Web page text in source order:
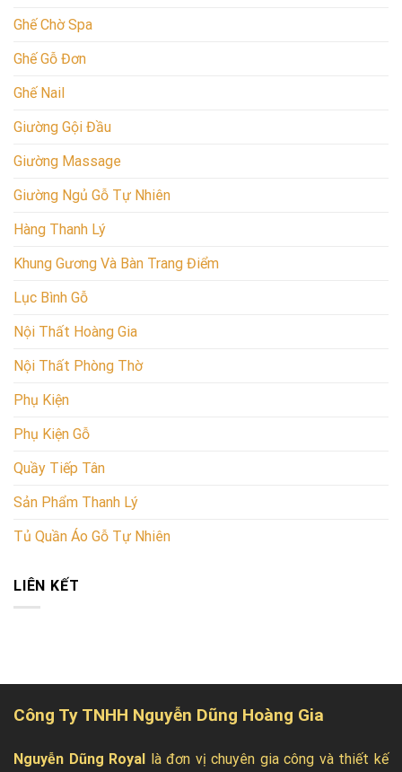
Ghế Chờ Spa
Ghế Gỗ Đơn
Ghế Nail
Giường Gội Đầu
Giường Massage
Giường Ngủ Gỗ Tự Nhiên
Hàng Thanh Lý
Khung Gương Và Bàn Trang Điểm
Lục Bình Gỗ
Nội Thất Hoàng Gia
Nội Thất Phòng Thờ
Phụ Kiện
Phụ Kiện Gỗ
Quầy Tiếp Tân
Sản Phẩm Thanh Lý
Tủ Quần Áo Gỗ Tự Nhiên
LIÊN KẾT
Công Ty TNHH Nguyễn Dũng Hoàng Gia
Nguyễn Dũng Royal là đơn vị chuyên gia công và thiết kế